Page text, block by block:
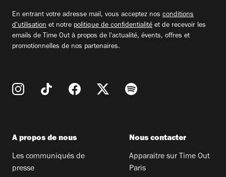
En entrant votre adresse mail, vous acceptez nos conditions
d'utilisation et notre politique de confidentialité et de recevoir les
emails de Time Out à propos de l'actualité, évents, offres et
promotionnelles de nos partenaires.
A propos de nous
Les communiqués de
presse
Nous contacter
Apparaitre sur Time Out
Paris